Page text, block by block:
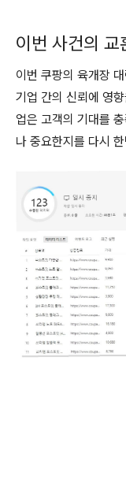
이번 사건의 교
이번 쿠팡의 육개장
기업 간의 신뢰에 영
업은 고객의 기대를
나 중요한지를 다시